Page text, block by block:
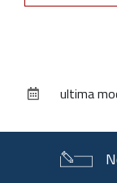
documento
ultima